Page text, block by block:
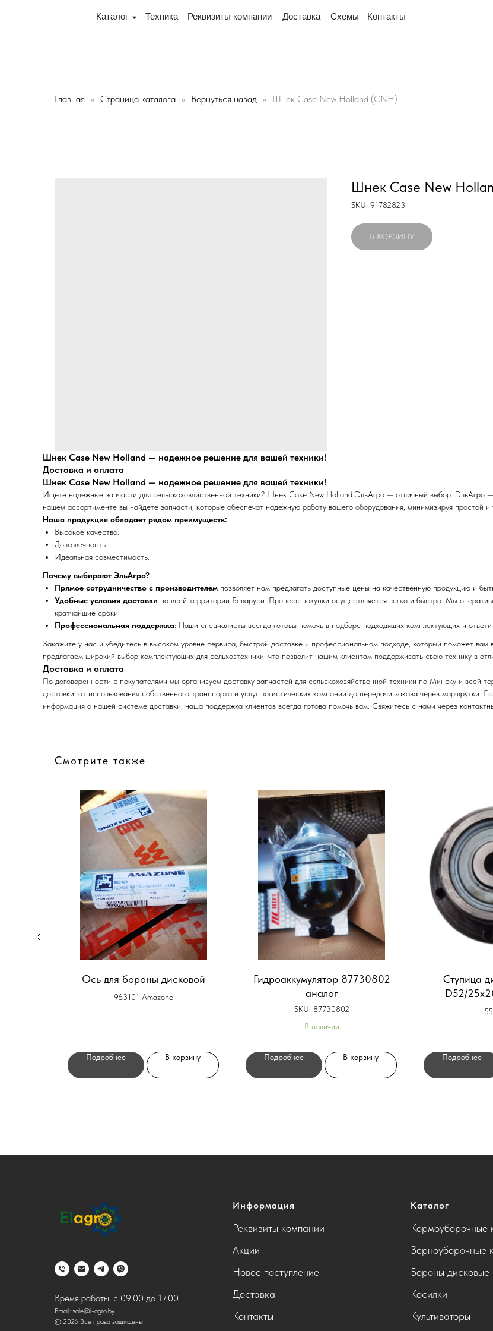
Каталог Техника Реквизиты компании Доставка Схемы Контакты
и склад теперь по адресу 220075, г. Минск, переулок Промышленный 16, офис № 15 2-й этаж, склад
Главная Страница каталога Вернуться назад Шнек Case New Holland (CNH)
Шнек Case New
SKU: 91782823
В КОРЗИНУ
Шнек Case New Holland — надежное решение для вашей техники!
Доставка и оплата
Шнек Case New Holland — надежное решение для вашей техники!
Ищете надежные запчасти для сельскохозяйственной техники? Шнек Case New Holland ЭльАгро — отличный выбор. ЭльАгро
нашем ассортименте вы найдете запчасти, которые обеспечат надежную работу вашего оборудования, минимизируя простой и
Наша продукция обладает рядом преимуществ:
Высокое качество.
Долговечность.
Идеальная совместимость.
Почему выбирают ЭльАгро?
Прямое сотрудничество с производителем позволяет нам предлагать доступные цены на качественную продукцию и
Удобные условия доставки по всей территории Беларуси. Процесс покупки осуществляется легко и быстро. Мы
кратчайшие сроки.
Профессиональная поддержка: Наши специалисты всегда готовы помочь в подборе подходящих комплектующих и
Закажите у нас и убедитесь в высоком уровне сервиса, быстрой доставке и профессиональном подходе, который поможет
предлагаем широкий выбор комплектующих для сельхозтехники, что позволит нашим клиентам поддерживать свою технику в
Доставка и оплата
По договоренности с покупателями мы организуем доставку запчастей для сельскохозяйственной техники по Минску и всей
доставки: от использования собственного транспорта и услуг логистических компаний до передачи заказа через маршрутки.
информация о нашей системе доставки, наша поддержка клиентов всегда готова помочь вам. Свяжитесь с нами через
Смотрите также
Ось для бороны дисковой
963101 Amazone
Подробнее В корзину
Гидроаккумулятор 87730802
аналог
SKU: 87730802
В наличии
Подробнее В корзину
Ступица
D52/
Подробнее
Время работы: с 09:00 до 17:00
Email: sale@l-agro.by
© 2026 Все права защищены
Информация
Реквизиты компании
Акции
Новое поступление
Доставка
Контакты
Каталог
Кормоуборочные
Зерноуборочные
Бороны дисковые
Косилки
Культиваторы